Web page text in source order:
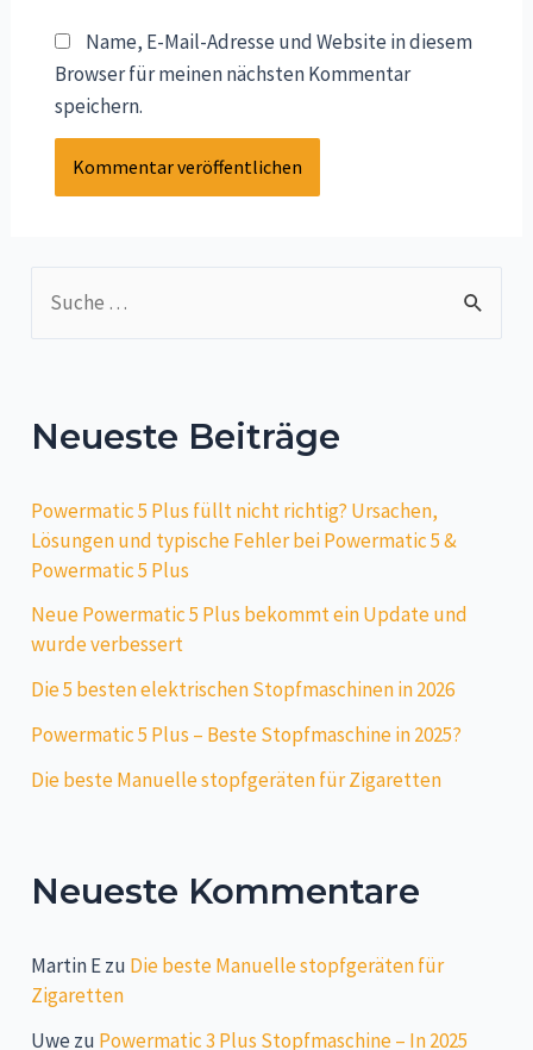
Name, E-Mail-Adresse und Website in diesem
Browser für meinen nächsten Kommentar
speichern.
Neueste Beiträge
Powermatic 5 Plus füllt nicht richtig? Ursachen,
Lösungen und typische Fehler bei Powermatic 5 &
Powermatic 5 Plus
Neue Powermatic 5 Plus bekommt ein Update und
wurde verbessert
Die 5 besten elektrischen Stopfmaschinen in 2026
Powermatic 5 Plus – Beste Stopfmaschine in 2025?
Die beste Manuelle stopfgeräten für Zigaretten
Neueste Kommentare
Martin Ezu Die beste Manuelle stopfgeräten für
Zigaretten
Uwezu Powermatic 3 Plus Stopfmaschine – In 2025